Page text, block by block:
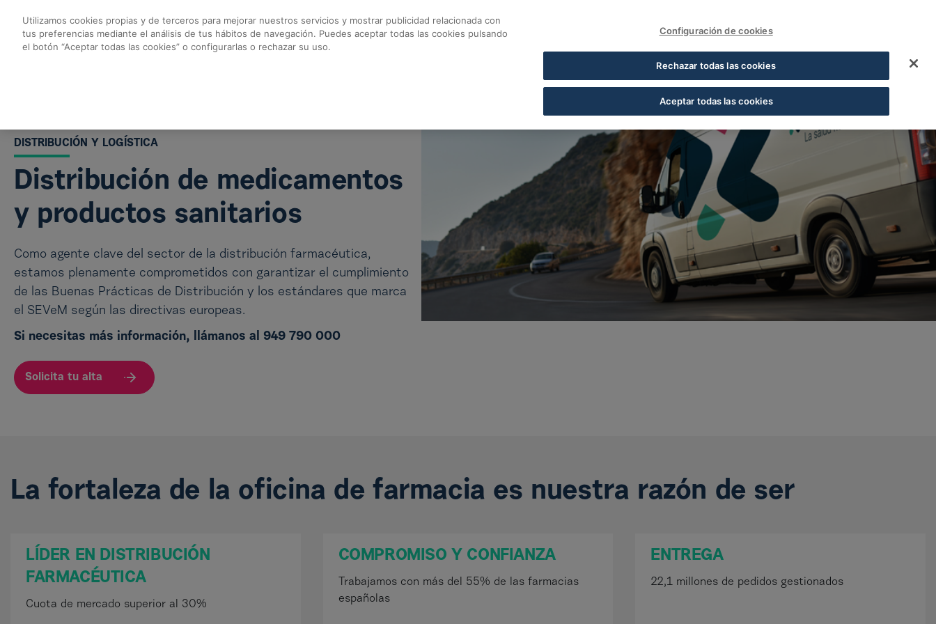
CONTACTO COFARES SECCIÓN DE CRÉDITO FUNDACIÓN COFARES
Logística - Cofares
DISTRIBUCIÓN Y LOGÍSTICA
Distribución de medicamentos
y productos sanitarios
Como agente clave del sector de la distribución farmacéutica,
estamos plenamente comprometidos con garantizar el cumplimiento
de las Buenas Prácticas de Distribución y los estándares que marca
el SEVeM según las directivas europeas.
Si necesitas más información, llámanos al 949 790 000
Solicita tu alta
La fortaleza de la oficina de farmacia es nuestra razón de ser
LÍDER EN DISTRIBUCIÓN
FARMACÉUTICA
Cuota de mercado superior al 30%
COMPROMISO Y CONFIANZA
Trabajamos con más del 55% de las farmacias
españolas
ENTREGA
22,1 millones de pedidos gestionados
Utilizamos cookies propias y de terceros para mejorar nuestros servicios y mostrar publicidad relacionada con
tus preferencias mediante el análisis de tus hábitos de navegación. Puedes aceptar todas las cookies pulsando
el botón “Aceptar todas las cookies” o configurarlas o rechazar su uso.
Configuración de cookies
Rechazar todas las cookies
Aceptar todas las cookies